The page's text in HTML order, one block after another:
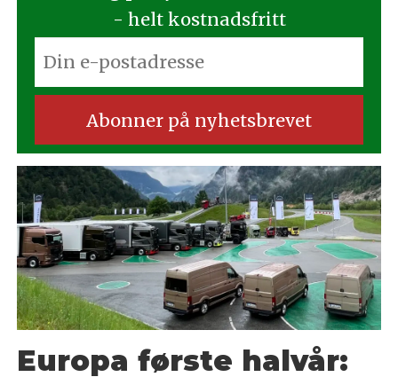
- helt kostnadsfritt
Europa første halvår: